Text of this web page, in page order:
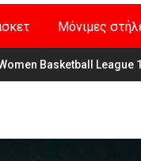
Μόνιμες
Basketball League 1
Γυναικών